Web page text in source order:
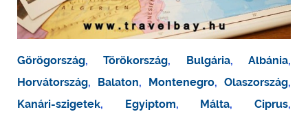
Görögország,Törökország, Bulgária,Albánia,
Horvátország, Balaton, Montenegro, Olaszország,
Kanári-szigetek, Egyiptom, Málta,Ciprus,